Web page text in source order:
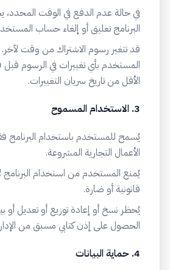
في حالة عدم الدفع في الوقت المحدد،
البرنامج تعليق أو إلغاء حساب
قد تتغير رسوم الاشتراك من وقت
الأقل من تاريخ سريان التغييرات.
3. الاستخدام المسموح
يُسمح للمستخدم باستخدام البرنامج
الأعمال التجارية المشروعة.
يُمنع المستخدم من استخدام البرنامج
قانونية أو ضارة.
يُحظر نسخ أو إعادة توزيع أو تعديل أو
الحصول على إذن كتابي مسبق من
4. حماية البيانات